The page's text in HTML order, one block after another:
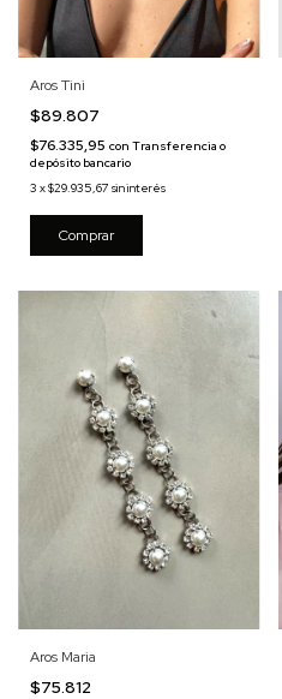
Aros Tini
$89.807
$76.335,95 con Transferencia o
depósito bancario
3 x$29.935,67 sin interés
Aros Maria
$75.812